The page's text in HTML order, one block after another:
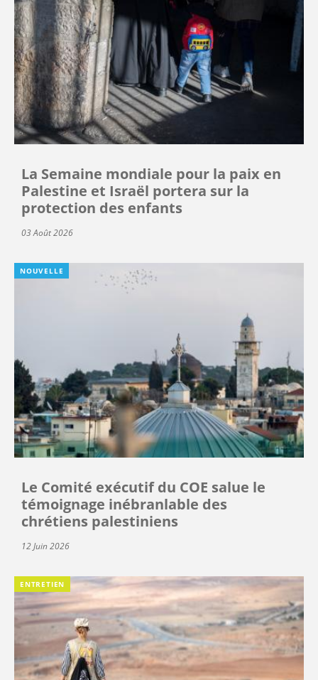
La Semaine mondiale pour la paix en
Palestine et Israël portera sur la
protection des enfants
03 Août 2026
NOUVELLE
Le Comité exécutif du COE salue le
témoignage inébranlable des
chrétiens palestiniens
12 Juin 2026
ENTRETIEN